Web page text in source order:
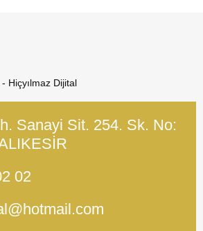
Hiçyılmaz Dijital
Sanayi Sit. 254. Sk. No:
02